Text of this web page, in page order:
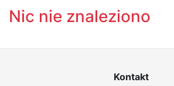
Nic nie znaleziono
Kontakt